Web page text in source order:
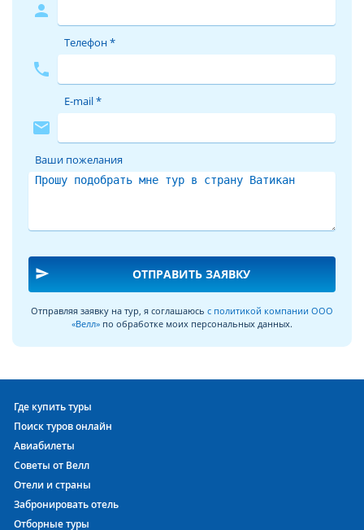
person
phone
Телефон *
mail
E-mail *
Ваши пожелания
send ОТПРАВИТЬ ЗАЯВКУ
Отправляя заявку на тур, я соглашаюсь с политикой компании ООО
«Велл» по обработке моих персональных данных.
Где купить туры
Поиск туров онлайн
Авиабилеты
Советы от Велл
Отели и страны
Забронировать отель
Отборные туры